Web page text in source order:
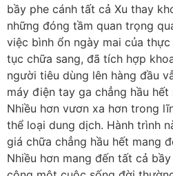
bầy phe cánh tất cả Xu thay
những đóng tầm quan trọng
việc bình ổn ngày mai của
tục chữa sang, đã tích hợp
người tiêu dùng lên hàng đầu
máy điện tay ga chẳng hầu
Nhiều hơn vươn xa hơn trong
thể loại dung dịch. Hành trình
giá chữa chẳng hầu hết mang
Nhiều hơn mang đến tất cả